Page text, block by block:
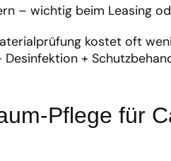
– wichtig beim Leasing
kostet oft
+
Pflege für